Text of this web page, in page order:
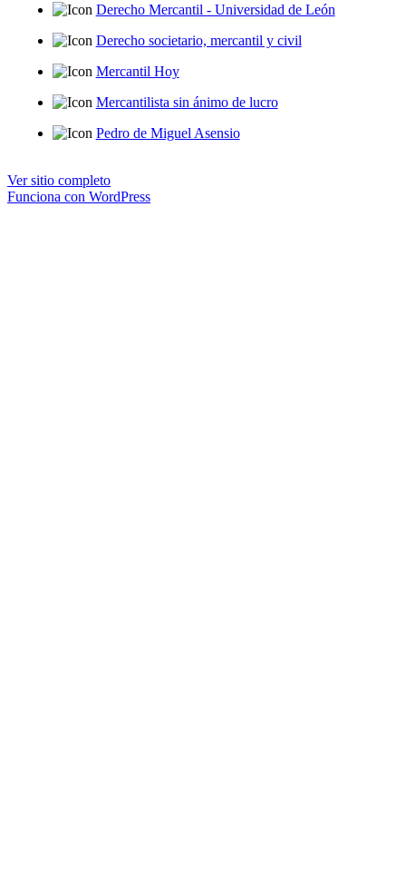
Derecho Mercantil - Universidad de León
Derecho societario, mercantil y civil
Mercantil Hoy
Mercantilista sin ánimo de lucro
Pedro de Miguel Asensio
Ver sitio completo
Funciona con WordPress